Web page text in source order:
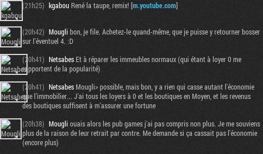
(21h25) kgabouRené la taupe, remix! [m.youtube.com]
(20h42) Mougli bon, je file. Achetez-le quand-même, que je puisse y retourner bosser
sur l'éventuel 4. :D
(20h41) NetsabesEt à réparer les immeubles normaux (qui étant à loyer 0 me
rapportent de la popularité)
(20h41) NetsabesMougli> possible, mais bon, y a rien qui casse autant l'économie
que l'immobilier... J'ai tous les loyers à 0 et les boutiques en Moyen, et les revenus
des boutiques suffisent à m'assurer une fortune
(20h38) Mougli ouais alors les pub games j'ai pas compris non plus. Je me souviens
plus de la raison de leur retrait par contre. Me demande si ça cassait pas l'économie
(encore plus)
Tribune